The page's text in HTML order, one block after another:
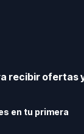
recibir ofertas
en tu primera